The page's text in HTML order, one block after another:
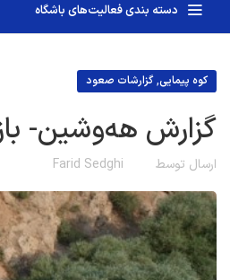
دسته بندی فعالیت‌های باشگاه
کوه پیمایی,گزارشات صعود
گزارش هه‌وشین-
ارسال توسط Farid Sedghi